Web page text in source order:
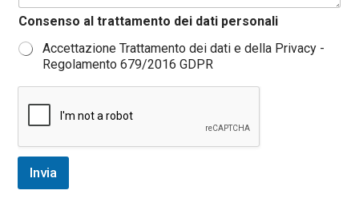
M
e
s
s
g
N
o
e
Consenso al trattamento dei dati personali
Accettazione Trattamento dei dati e della Privacy -
Regolamento 679/2016 GDPR
Invia